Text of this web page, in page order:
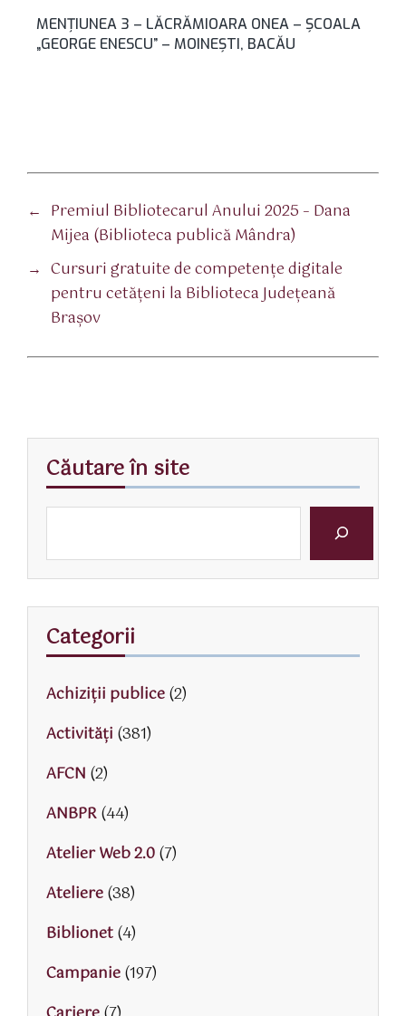
MENŢIUNEA 3 – LĂCRĂMIOARA ONEA – ŞCOALA
„GEORGE ENESCU” – MOINEŞTI, BACĂU
← Premiul Bibliotecarul Anului 2025 – Dana
Mijea (Biblioteca publică Mândra)
→ Cursuri gratuite de competenţe digitale
pentru cetăţeni la Biblioteca Judeţeană
Braşov
Căutare în site
Categorii
Achiziții publice(2)
Activităţi (381)
AFCN (2)
ANBPR(44)
Atelier Web 2.0(7)
Ateliere(38)
Biblionet(4)
Campanie(197)